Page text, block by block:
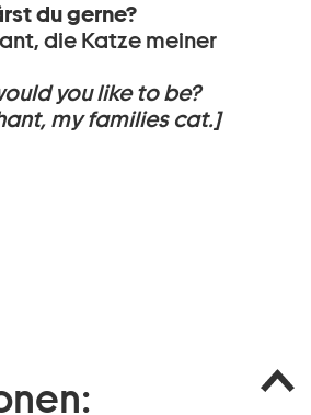
du gerne?
die Katze meiner
you like to be?
my families cat.]